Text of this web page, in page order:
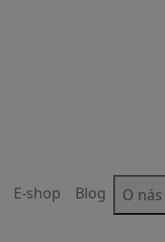
E-shop Blog
O nás